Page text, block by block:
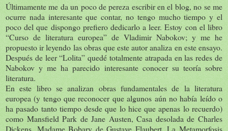
Últimamente me da un poco de pereza escribir en el blog, no se me
ocurre nada interesante que contar, no tengo mucho tiempo y el
poco del que dispongo prefiero dedicarlo a leer. Estoy con el libro
“Curso de literatura europea” de Vladimir Nabokov; y me he
propuesto ir leyendo las obras que este autor analiza en este ensayo.
Después de leer “Lolita” quedé totalmente atrapada en las redes de
Nabokov y me ha parecido interesante conocer su teoría sobre
literatura.
En este libro se analizan obras fundamentales de la literatura
europea (y tengo que reconocer que algunos aún no había leído o
ha pasado tanto tiempo desde que lo hice que apenas lo recuerdo)
como Mansfield Park de Jane Austen, Casa desolada de Charles
Dickens, Madame Bobary de Gustave Flaubert, La Metamorfosis